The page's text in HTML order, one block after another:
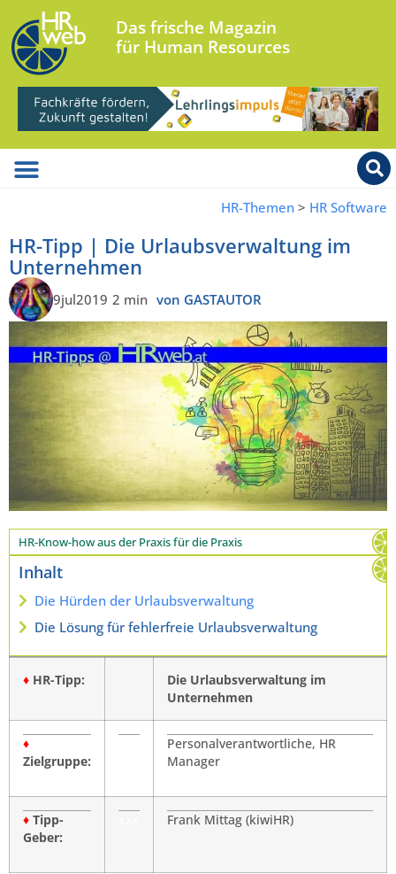
Das frische Magazin
für Human Resources
HR-Themen > HR Software
HR-Tipp | Die Urlaubsverwaltung im
Unternehmen
9jul2019 2 min von GASTAUTOR
HR-Know-how aus der Praxis für die Praxis
Inhalt
Die Hürden der Urlaubsverwaltung
Die Lösung für fehlerfreie Urlaubsverwaltung
♦ HR-Tipp:
Die Urlaubsverwaltung im
Unternehmen
♦
Zielgruppe:
Personalverantwortliche, HR
Manager
♦ Tipp-
Geber:
Frank Mittag (kiwiHR)